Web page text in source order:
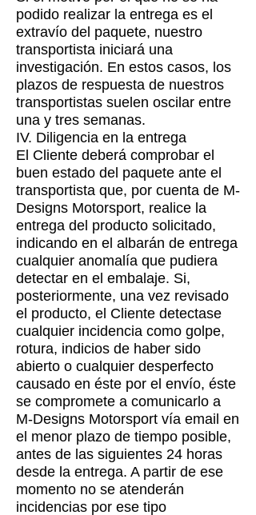
podido realizar la entrega es el
extravío del paquete, nuestro
transportista iniciará una
investigación. En estos casos, los
plazos de respuesta de nuestros
transportistas suelen oscilar entre
una y tres semanas.
IV. Diligencia en la entrega
El Cliente deberá comprobar el
buen estado del paquete ante el
transportista que, por cuenta de M-
Designs Motorsport, realice la
entrega del producto solicitado,
indicando en el albarán de entrega
cualquier anomalía que pudiera
detectar en el embalaje. Si,
posteriormente, una vez revisado
el producto, el Cliente detectase
cualquier incidencia como golpe,
rotura, indicios de haber sido
abierto o cualquier desperfecto
causado en éste por el envío, éste
se compromete a comunicarlo a
M-Designs Motorsport vía email en
el menor plazo de tiempo posible,
antes de las siguientes 24 horas
desde la entrega. A partir de ese
momento no se atenderán
incidencias por ese tipo